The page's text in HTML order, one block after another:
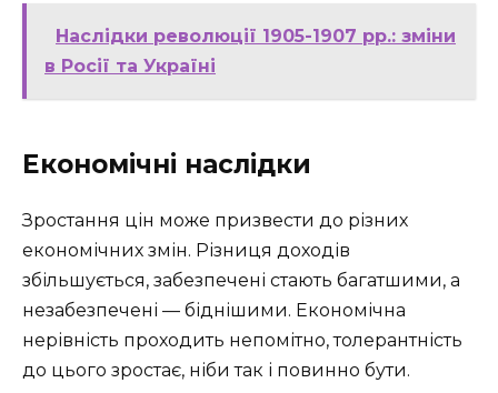
Наслідки революції 1905-1907 рр.: зміни
в Росії та Україні
Економічні наслідки
Зростання цін може призвести до різних
економічних змін. Різниця доходів
збільшується, забезпечені стають багатшими, а
незабезпечені — біднішими. Економічна
нерівність проходить непомітно, толерантність
до цього зростає, ніби так і повинно бути.